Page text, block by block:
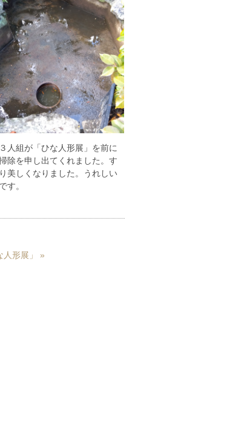
人組が「ひな人形展」を前に
除を申し出てくれました。す
美しくなりました。うれしい
す。
形展」 »